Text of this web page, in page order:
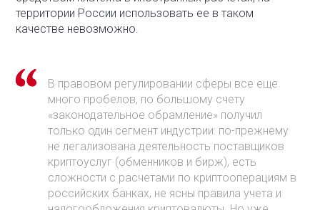
территории России использовать ее в таком
качестве невозможно.
В правовом регулировании сферы все еще
много пробелов, по большому счету
«законодательное обрамление» получил
только один сегмент индустрии: по-прежнему
не легализована деятельность поставщиков
криптоуслуг (обменников и бирж), есть
сложности с расчетами по криптооперациям в
российских банках, не ясны правила учета и